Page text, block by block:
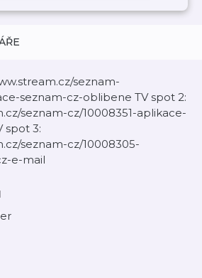
seznam-
seznam-cz-oblibene TV spot 2:
seznam-cz/10008351-aplikace-
spot 3:
seznam-cz/10008305-
e-mail